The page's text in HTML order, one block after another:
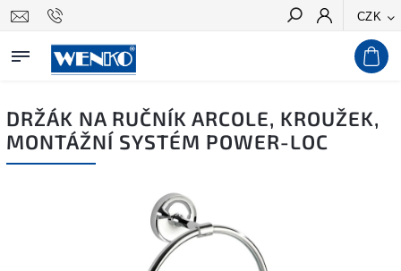
CZK
Hledat
DRŽÁK NA RUČNÍK ARCOLE, KROUŽEK,
MONTÁŽNÍ SYSTÉM POWER-LOC